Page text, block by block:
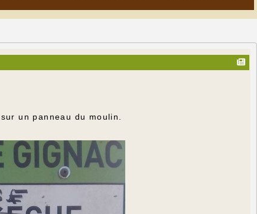
un panneau du moulin.